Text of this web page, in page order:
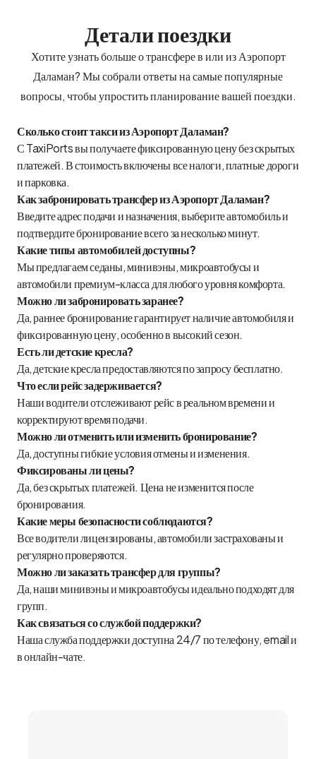
Детали поездки
Хотите узнать больше о трансфере в или из Аэропорт
Даламан? Мы собрали ответы на самые популярные
вопросы, чтобы упростить планирование вашей поездки.
Сколько стоит такси из Аэропорт Даламан?
С TaxiPorts вы получаете фиксированную цену без скрытых
платежей. В стоимость включены все налоги, платные дороги
и парковка.
Как забронировать трансфер из Аэропорт Даламан?
Введите адрес подачи и назначения, выберите автомобиль и
подтвердите бронирование всего за несколько минут.
Какие типы автомобилей доступны?
Мы предлагаем седаны, минивэны, микроавтобусы и
автомобили премиум-класса для любого уровня комфорта.
Можно ли забронировать заранее?
Да, раннее бронирование гарантирует наличие автомобиля и
фиксированную цену, особенно в высокий сезон.
Есть ли детские кресла?
Да, детские кресла предоставляются по запросу бесплатно.
Что если рейс задерживается?
Наши водители отслеживают рейс в реальном времени и
корректируют время подачи.
Можно ли отменить или изменить бронирование?
Да, доступны гибкие условия отмены и изменения.
Фиксированы ли цены?
Да, без скрытых платежей. Цена не изменится после
бронирования.
Какие меры безопасности соблюдаются?
Все водители лицензированы, автомобили застрахованы и
регулярно проверяются.
Можно ли заказать трансфер для группы?
Да, наши минивэны и микроавтобусы идеально подходят для
групп.
Как связаться со службой поддержки?
Наша служба поддержки доступна 24/7 по телефону, email и
в онлайн-чате.